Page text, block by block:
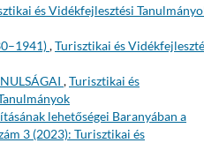
és Vidékfejlesztési
,Turisztikai és
,Turisztikai és
lehetőségei Baranyában a
3 (2023): Turisztikai és